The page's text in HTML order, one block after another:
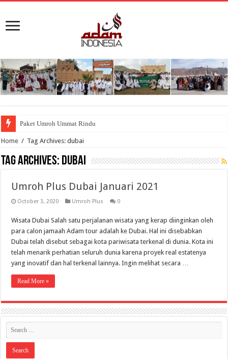
Paket Umroh Ummat Rindu
Home / Tag Archives: dubai
Tag Archives: dubai
Umroh Plus Dubai Januari 2021
October 3, 2020 Umroh Plus 0
Wisata Dubai Salah satu perjalanan wisata yang kerap diinginkan oleh
para calon jamaah Adam tour adalah ke Dubai. Hal ini disebabkan
Dubai telah disebut sebagai kota pariwisata terkenal di dunia. Kota ini
telah menarik perhatian seluruh dunia karena proyek real estatenya
yang inovatif dan hal terkenal lainnya. Ingin melihat secara …
Read More »